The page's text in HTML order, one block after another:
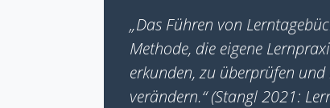
„Das Führen von
Methode, die eigene
erkunden, zu überprüfen
verändern.“ (Stangl 2021: